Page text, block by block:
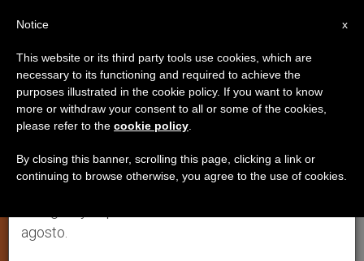
Portavoz vaticano: Hay que
confiar en la creatividad de los
católicos en los medios
El padre Federico Lombardi, S.I.,
×
Aviso importante
Del 27 de julio al 7 de agosto haremos la pausa
anual, aprovechando que en el periodo de verano
se generan menos informaciones y también el
agosto.
x
Notice
This website or its third party tools use cookies, which are
necessary to its functioning and required to achieve the
purposes illustrated in the cookie policy. If you want to know
more or withdraw your consent to all or some of the cookies,
please refer to the cookie policy
By closing this banner, scrolling this page, clicking a link or
continuing to browse otherwise, you agree to the use of cookies.